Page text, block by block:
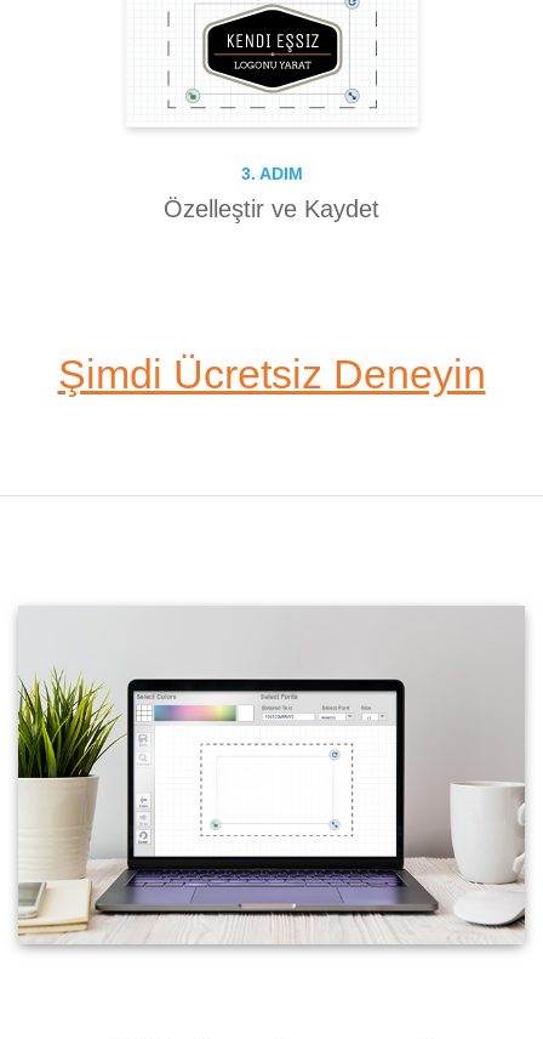
3. ADIM
Özelleştir ve Kaydet
Şimdi Ücretsiz Deneyin